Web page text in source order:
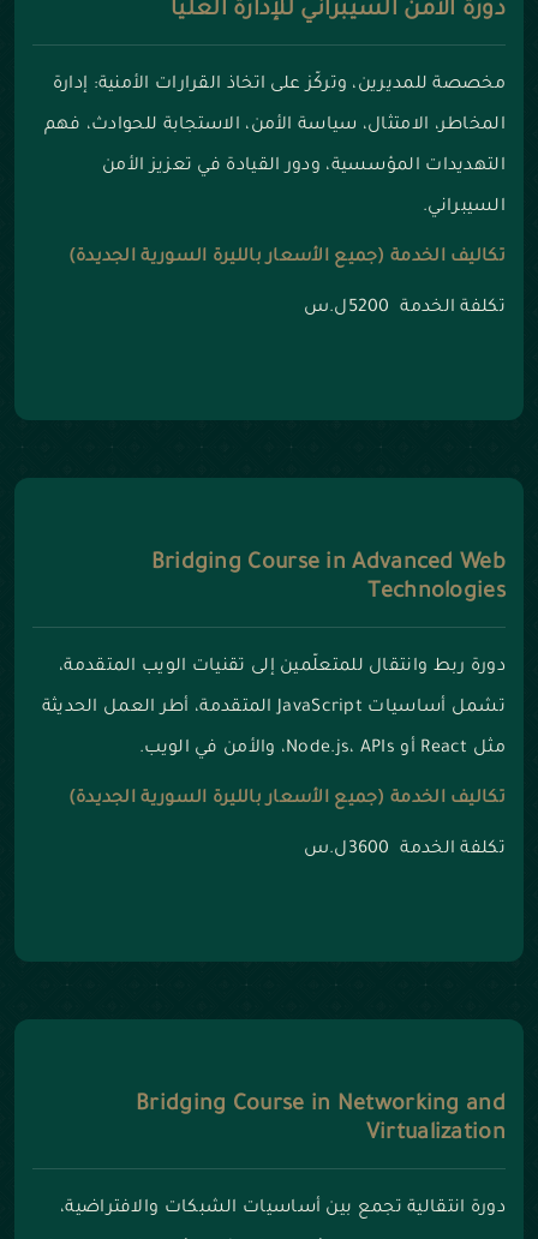
دورة الأمن السيبراني للإدارة العليا
مخصصة للمديرين، وتركّز على اتخاذ القرارات الأمنية: إدارة
المخاطر، الامتثال، سياسة الأمن، الاستجابة للحوادث، فهم
التهديدات المؤسسية، ودور القيادة في تعزيز الأمن
السيبراني.
تكاليف الخدمة (جميع الأسعار بالليرة السورية الجديدة)
تكلفة الخدمة 5200ل.س
Bridging Course in Advanced Web
Technologies
دورة ربط وانتقال للمتعلّمين إلى تقنيات الويب المتقدمة،
تشمل أساسيات JavaScript المتقدمة، أطر العمل الحديثة
مثل React أو Node.js، APIs، والأمن في الويب.
تكاليف الخدمة (جميع الأسعار بالليرة السورية الجديدة)
تكلفة الخدمة 3600ل.س
Bridging Course in Networking and
Virtualization
دورة انتقالية تجمع بين أساسيات الشبكات والافتراضية،